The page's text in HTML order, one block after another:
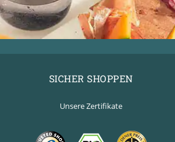
SICHER SHOPPEN
Unsere Zertifikate